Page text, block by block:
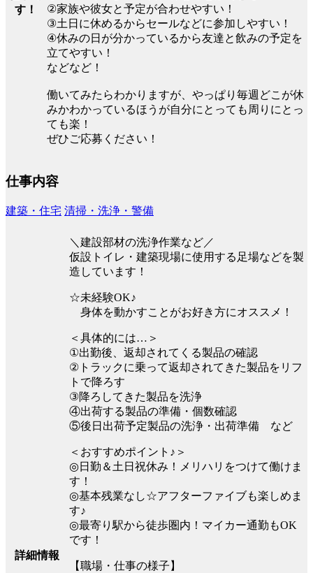
す！
②家族や彼女と予定が合わせやすい！
③土日に休めるからセールなどに参加しやすい！
④休みの日が分かっているから友達と飲みの予定を
立てやすい！
などなど！
働いてみたらわかりますが、やっぱり毎週どこが休
みかわかっているほうが自分にとっても周りにとっ
ても楽！
ぜひご応募ください！
仕事内容
建築・住宅 清掃・洗浄・警備
詳細情報
＼建設部材の洗浄作業など／
仮設トイレ・建築現場に使用する足場などを製
造しています！
☆未経験OK♪
身体を動かすことがお好き方にオススメ！
＜具体的には…＞
①出勤後、返却されてくる製品の確認
②トラックに乗って返却されてきた製品をリフ
トで降ろす
③降ろしてきた製品を洗浄
④出荷する製品の準備・個数確認
⑤後日出荷予定製品の洗浄・出荷準備 など
＜おすすめポイント♪＞
◎日勤＆土日祝休み！メリハリをつけて働けま
す！
◎基本残業なし☆アフターファイブも楽しめま
す♪
◎最寄り駅から徒歩圏内！マイカー通勤もOK
です！
【職場・仕事の様子】